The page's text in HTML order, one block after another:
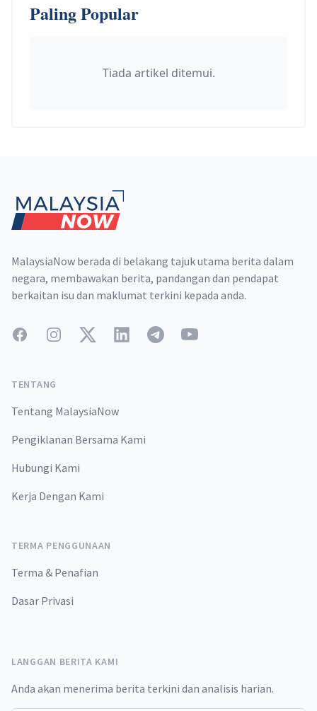
Paling Popular
Tiada artikel ditemui.
MalaysiaNow berada di belakang tajuk utama berita dalam
negara, membawakan berita, pandangan dan pendapat
berkaitan isu dan maklumat terkini kepada anda.
FacebookInstagramTwitterLinkedInTelegramYouTube
TENTANG
Tentang MalaysiaNow
Pengiklanan Bersama Kami
Hubungi Kami
Kerja Dengan Kami
TERMA PENGGUNAAN
Terma & Penafian
Dasar Privasi
LANGGAN BERITA KAMI
Anda akan menerima berita terkini dan analisis harian.